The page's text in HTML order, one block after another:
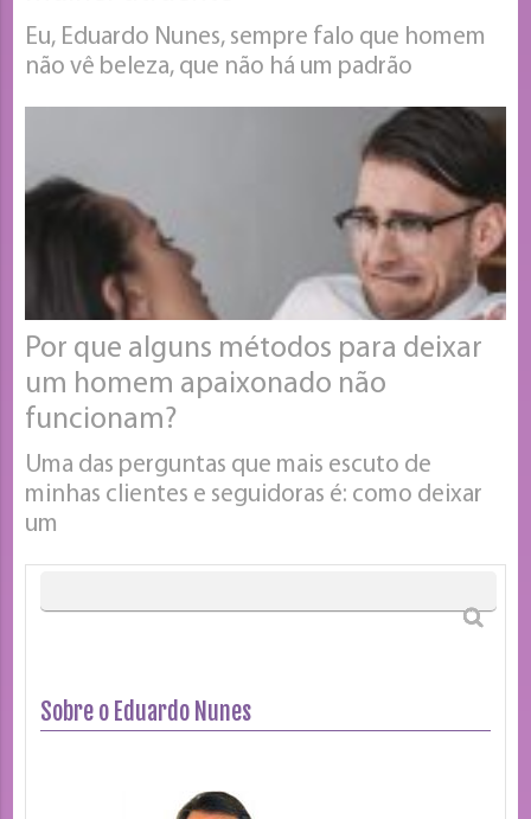
Eu, Eduardo Nunes, sempre falo que homem
não vê beleza, que não há um padrão
Por que alguns métodos para deixar
um homem apaixonado não
funcionam?
Uma das perguntas que mais escuto de
minhas clientes e seguidoras é: como deixar
um
Sobre o Eduardo Nunes